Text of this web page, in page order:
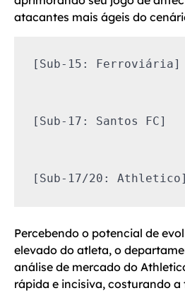
atacantes mais ágeis do
[Sub-15: Ferroviária]
[Sub-17: Santos FC]
Percebendo o potencial de
elevado do atleta, o
análise de mercado do
rápida e incisiva, costurando